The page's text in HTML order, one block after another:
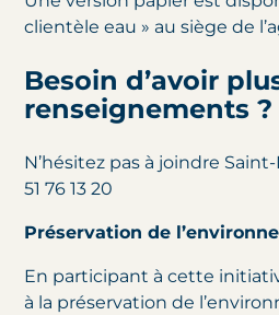
clientèle eau » au siège de
Besoin d’avoir
renseignements ?
N’hésitez pas à joindre
51 76 13 20
Préservation de
En participant à cette
à la préservation de